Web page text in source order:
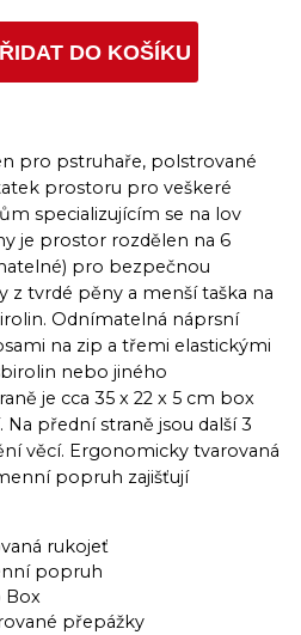
je cca 35 x 22 x 5 cm box
Na přední straně jsou další 3
věcí. Ergonomicky tvarovaná
tvarovaná rukojeť
3 vnější kapsy malé
z tvrdé pěny na návazce
přihrádkami 3 elastické
nebo příslušenství
cm materiál: 300x300D ripstop
DO KOŠÍKU
pro pstruhaře, polstrované
prostoru pro veškeré
specializujícím se na lov
je prostor rozdělen na 6
pro bezpečnou
z tvrdé pěny a menší taška na
Odnímatelná náprsní
na zip a třemi elastickými
nebo jiného
je cca 35 x 22 x 5 cm box
přední straně jsou další 3
věcí. Ergonomicky tvarovaná
popruh zajišťují
rukojeť
popruh
Box
přepážky